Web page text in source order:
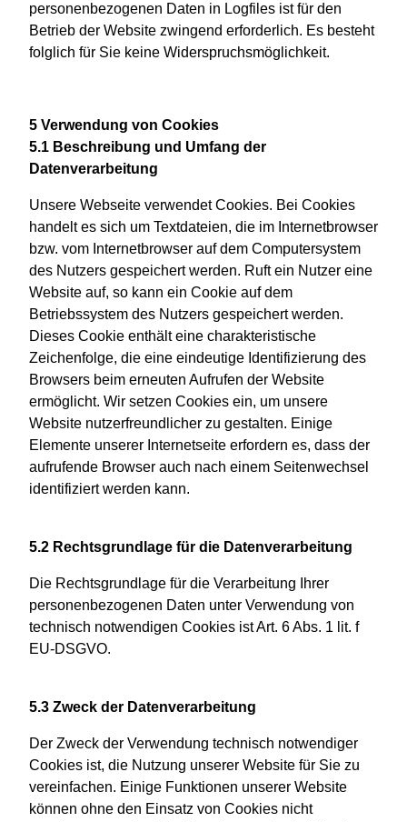
personenbezogenen Daten in Logfiles ist für den
Betrieb der Website zwingend erforderlich. Es besteht
folglich für Sie keine Widerspruchsmöglichkeit.
5 Verwendung von Cookies
5.1 Beschreibung und Umfang der
Datenverarbeitung
Unsere Webseite verwendet Cookies. Bei Cookies
handelt es sich um Textdateien, die im Internetbrowser
bzw. vom Internetbrowser auf dem Computersystem
des Nutzers gespeichert werden. Ruft ein Nutzer eine
Website auf, so kann ein Cookie auf dem
Betriebssystem des Nutzers gespeichert werden.
Dieses Cookie enthält eine charakteristische
Zeichenfolge, die eine eindeutige Identifizierung des
Browsers beim erneuten Aufrufen der Website
ermöglicht. Wir setzen Cookies ein, um unsere
Website nutzerfreundlicher zu gestalten. Einige
Elemente unserer Internetseite erfordern es, dass der
aufrufende Browser auch nach einem Seitenwechsel
identifiziert werden kann.
5.2 Rechtsgrundlage für die Datenverarbeitung
Die Rechtsgrundlage für die Verarbeitung Ihrer
personenbezogenen Daten unter Verwendung von
technisch notwendigen Cookies ist Art. 6 Abs. 1 lit. f
EU-DSGVO.
5.3 Zweck der Datenverarbeitung
Der Zweck der Verwendung technisch notwendiger
Cookies ist, die Nutzung unserer Website für Sie zu
vereinfachen. Einige Funktionen unserer Website
können ohne den Einsatz von Cookies nicht